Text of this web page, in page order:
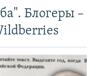
Блогеры –